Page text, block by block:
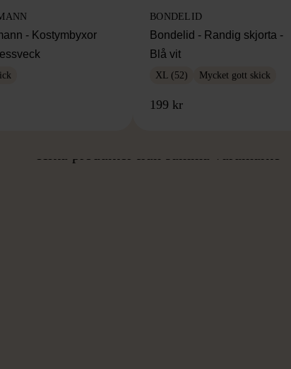
- Kostymbyxor
BONDELID
Bondelid - Randig skjorta -
Blå vit
XL (52) Mycket gott skick
199 kr
Hitta produkter från samma varumärke